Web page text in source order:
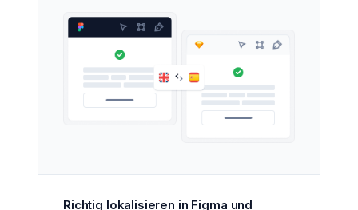
Richtig lokalisieren in Figma und